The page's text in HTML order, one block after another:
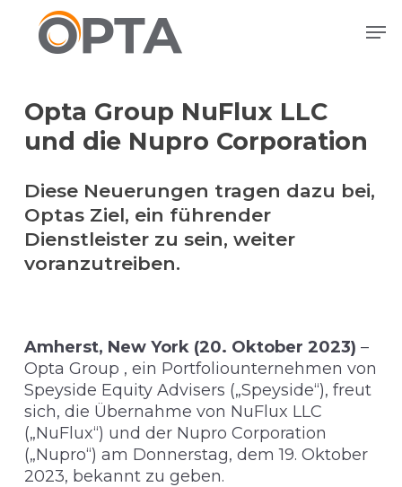
Hauptinhalt
springen
Opta Group NuFlux LLC
und die Nupro Corporation
Diese Neuerungen tragen dazu bei,
Optas Ziel, ein führender
Dienstleister zu sein, weiter
voranzutreiben.
Amherst, New York (20. Oktober 2023) –
Opta Group , ein Portfoliounternehmen von
Speyside Equity Advisers („Speyside“), freut
sich, die Übernahme von NuFlux LLC
(„NuFlux“) und der Nupro Corporation
(„Nupro“) am Donnerstag, dem 19. Oktober
2023, bekannt zu geben.